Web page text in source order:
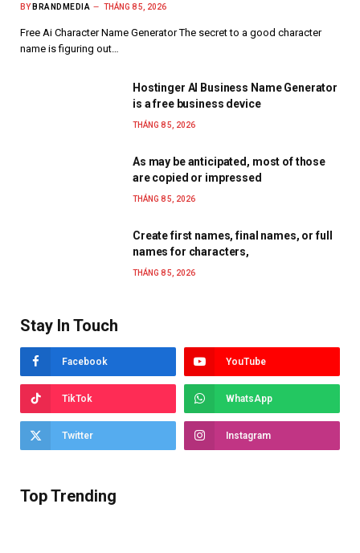
BY BRANDMEDIA THÁNG 8 5, 2026
Free Ai Character Name Generator The secret to a good character
name is figuring out…
Hostinger AI Business Name Generator
is a free business device
THÁNG 8 5, 2026
As may be anticipated, most of those
are copied or impressed
THÁNG 8 5, 2026
Create first names, final names, or full
names for characters,
THÁNG 8 5, 2026
Stay In Touch
Facebook YouTube
TikTok WhatsApp
Twitter Instagram
Top Trending